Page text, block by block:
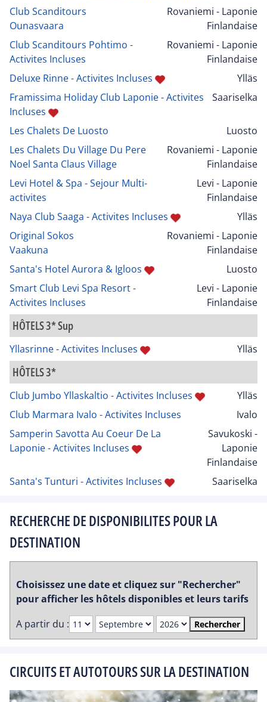
Club Scanditours
Ounasvaara
Rovaniemi - Laponie
Finlandaise
Club Scanditours Pohtimo -
Activites Incluses
Rovaniemi - Laponie
Finlandaise
Deluxe Rinne - Activites Incluses
Ylläs
Framissima Holiday Club Laponie - Activites
Incluses
Saariselka
Les Chalets De Luosto
Luosto
Les Chalets Du Village Du Pere
Noel Santa Claus Village
Rovaniemi - Laponie
Finlandaise
Levi Hotel & Spa - Sejour Multi-
activites
Levi - Laponie
Finlandaise
Naya Club Saaga - Activites Incluses
Ylläs
Original Sokos
Vaakuna
Rovaniemi - Laponie
Finlandaise
Santa's Hotel Aurora & Igloos
Luosto
Smart Club Levi Spa Resort -
Activites Incluses
Levi - Laponie
Finlandaise
HÔTELS 3* Sup
Yllasrinne - Activites Incluses Ylläs
HÔTELS 3*
Club Jumbo Yllaskaltio - Activites Incluses
Ylläs
Club Marmara Ivalo - Activites Incluses
Ivalo
Samperin Savotta Au Coeur De La
Laponie - Activites Incluses
Savukoski -
Laponie
Finlandaise
Santa's Tunturi - Activites Incluses
Saariselka
RECHERCHE DE DISPONIBILITES POUR LA
DESTINATION
Choisissez une date et cliquez sur "Rechercher"
pour afficher les hôtels disponibles et leurs tarifs
A partir du :
Rechercher
CIRCUITS ET AUTOTOURS SUR LA DESTINATION